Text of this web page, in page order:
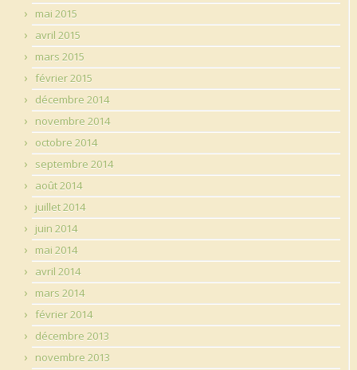
mai 2015
avril 2015
mars 2015
février 2015
décembre 2014
novembre 2014
octobre 2014
septembre 2014
août 2014
juillet 2014
juin 2014
mai 2014
avril 2014
mars 2014
février 2014
décembre 2013
novembre 2013